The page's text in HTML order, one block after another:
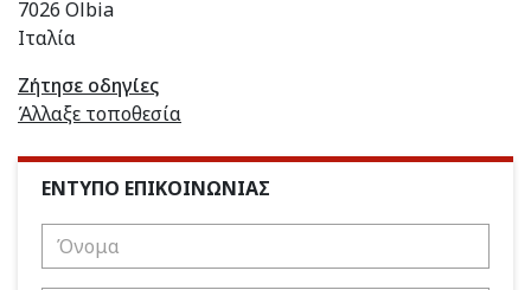
7026 Olbia
Ιταλία
Ζήτησε οδηγίες
Άλλαξε τοποθεσία
ΕΝΤΥΠΟ ΕΠΙΚΟΙΝΩΝΙΑΣ